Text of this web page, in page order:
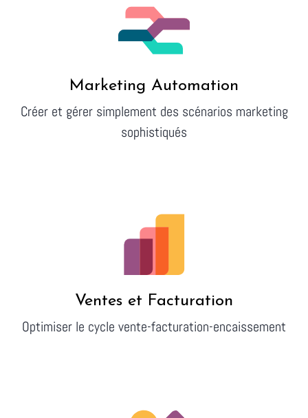
Marketing Automation
Créer et gérer simplement des scénarios marketing
sophistiqués
Ventes et Facturation
Optimiser le cycle vente-facturation-encaissement